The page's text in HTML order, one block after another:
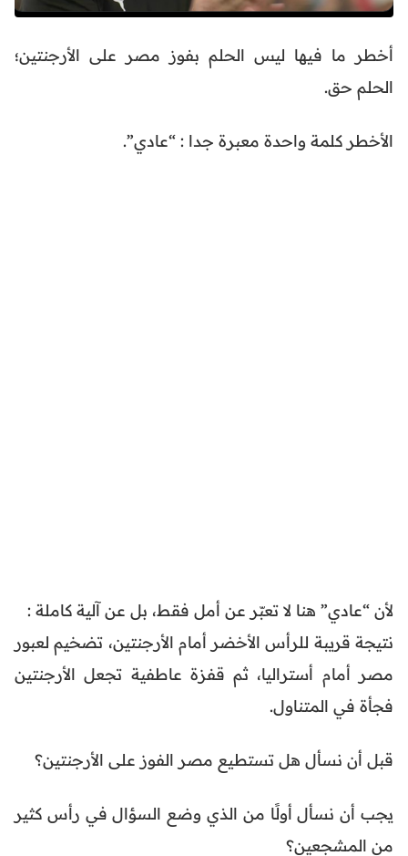
أخطر ما فيها ليس الحلم بفوز مصر على الأرجنتين؛
الحلم حق.
الأخطر كلمة واحدة معبرة جدا : “عادي”.
لأن “عادي” هنا لا تعبّر عن أمل فقط، بل عن آلية كاملة :
نتيجة قريبة للرأس الأخضر أمام الأرجنتين، تضخيم لعبور
مصر أمام أستراليا، ثم قفزة عاطفية تجعل الأرجنتين
فجأة في المتناول.
قبل أن نسأل هل تستطيع مصر الفوز على الأرجنتين؟
يجب أن نسأل أولًا من الذي وضع السؤال في رأس كثير
من المشجعين؟